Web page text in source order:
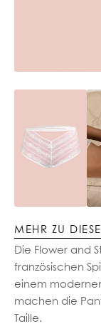
MEHR ZU
Die Flower and
französischen
einem
machen die
Taille.